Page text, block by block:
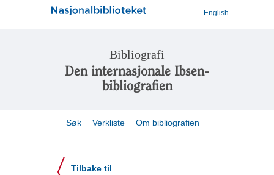
English
Bibliografi
Den internasjonale Ibsen-
bibliografien
Søk Verkliste Om bibliografien
Tilbake til